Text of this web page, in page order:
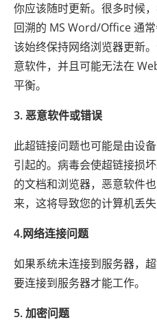
你应该随时更新。很多时候
回溯的 MS Word/Office 通
该始终保持网络浏览器更新
意软件，并且可能无法在
平衡。
3. 恶意软件或错误
此超链接问题也可能是由设
引起的。病毒会使超链接损
的文档和浏览器，恶意软件
来，这将导致您的计算机丢失
4.网络连接问题
如果系统未连接到服务器，
要连接到服务器才能工作。
5. 加密问题